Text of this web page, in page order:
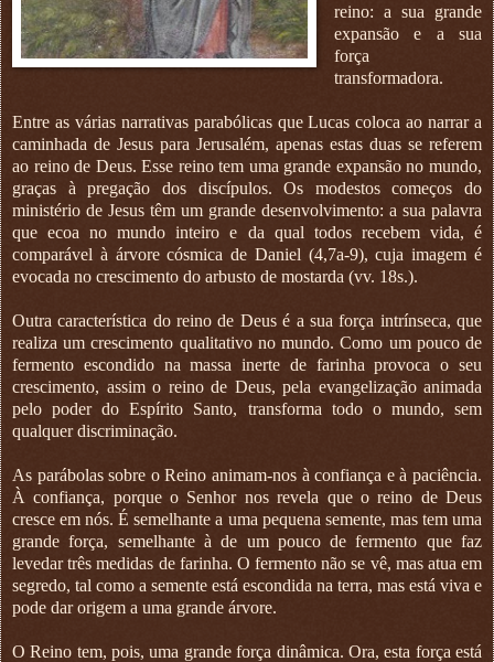
reino: a sua grande
expansão e a sua
força
transformadora.
Entre as várias narrativas parabólicas que Lucas coloca ao narrar a
caminhada de Jesus para Jerusalém, apenas estas duas se referem
ao reino de Deus. Esse reino tem uma grande expansão no mundo,
graças à pregação dos discípulos. Os modestos começos do
ministério de Jesus têm um grande desenvolvimento: a sua palavra
que ecoa no mundo inteiro e da qual todos recebem vida, é
comparável à árvore cósmica de Daniel (4,7a-9), cuja imagem é
evocada no crescimento do arbusto de mostarda (vv. 18s.).
Outra característica do reino de Deus é a sua força intrínseca, que
realiza um crescimento qualitativo no mundo. Como um pouco de
fermento escondido na massa inerte de farinha provoca o seu
crescimento, assim o reino de Deus, pela evangelização animada
pelo poder do Espírito Santo, transforma todo o mundo, sem
qualquer discriminação.
As parábolas sobre o Reino animam-nos à confiança e à paciência.
À confiança, porque o Senhor nos revela que o reino de Deus
cresce em nós. É semelhante a uma pequena semente, mas tem uma
grande força, semelhante à de um pouco de fermento que faz
levedar três medidas de farinha. O fermento não se vê, mas atua em
segredo, tal como a semente está escondida na terra, mas está viva e
pode dar origem a uma grande árvore.
O Reino tem, pois, uma grande força dinâmica. Ora, esta força está